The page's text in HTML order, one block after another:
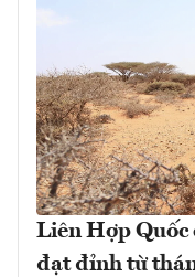
Liên Hợp Quốc
đạt đỉnh từ